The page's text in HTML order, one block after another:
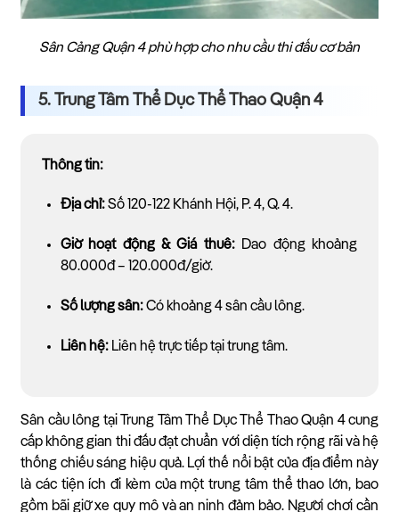
Sân Cảng Quận 4 phù hợp cho nhu cầu thi đấu cơ bản
5. Trung Tâm Thể Dục Thể Thao Quận 4
Thông tin:
Địa chỉ:Số 120-122 Khánh Hội, P. 4, Q. 4.
Giờ hoạt động & Giá thuê: Dao động khoảng
80.000đ – 120.000đ/giờ.
Số lượng sân:Có khoảng 4 sân cầu lông.
Liên hệ: Liên hệ trực tiếp tại trung tâm.
Sân cầu lông tại Trung Tâm Thể Dục Thể Thao Quận 4 cung
cấp không gian thi đấu đạt chuẩn với diện tích rộng rãi và hệ
thống chiếu sáng hiệu quả. Lợi thế nổi bật của địa điểm này
là các tiện ích đi kèm của một trung tâm thể thao lớn, bao
gồm bãi giữ xe quy mô và an ninh đảm bảo. Người chơi cần